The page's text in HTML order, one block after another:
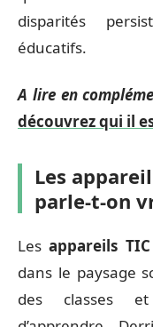
disparités
éducatifs.
A lire en
découvrez qui il
Les
parle-t-on
Lesappareils TIC
dans le paysage
des classes